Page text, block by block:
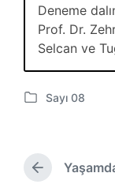
Deneme
Prof. Dr.
Selcan ve
P
e
Sayı 08
Ö